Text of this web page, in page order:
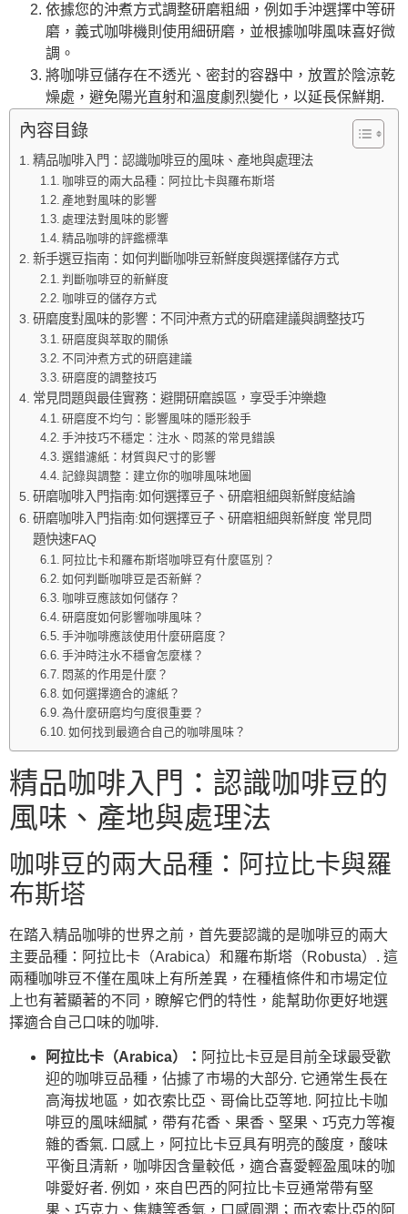
依據您的沖煮方式調整研磨粗細，例如手沖選擇中等研
磨，義式咖啡機則使用細研磨，並根據咖啡風味喜好微
調。
將咖啡豆儲存在不透光、密封的容器中，放置於陰涼乾
燥處，避免陽光直射和溫度劇烈變化，以延長保鮮期.
內容目錄
精品咖啡入門：認識咖啡豆的風味、產地與處理法
咖啡豆的兩大品種：阿拉比卡與羅布斯塔
產地對風味的影響
處理法對風味的影響
精品咖啡的評鑑標準
新手選豆指南：如何判斷咖啡豆新鮮度與選擇儲存方式
判斷咖啡豆的新鮮度
咖啡豆的儲存方式
研磨度對風味的影響：不同沖煮方式的研磨建議與調整技巧
研磨度與萃取的關係
不同沖煮方式的研磨建議
研磨度的調整技巧
常見問題與最佳實務：避開研磨誤區，享受手沖樂趣
研磨度不均勻：影響風味的隱形殺手
手沖技巧不穩定：注水、悶蒸的常見錯誤
選錯濾紙：材質與尺寸的影響
記錄與調整：建立你的咖啡風味地圖
研磨咖啡入門指南:如何選擇豆子、研磨粗細與新鮮度結論
研磨咖啡入門指南:如何選擇豆子、研磨粗細與新鮮度 常見問
題快速FAQ
阿拉比卡和羅布斯塔咖啡豆有什麼區別？
如何判斷咖啡豆是否新鮮？
咖啡豆應該如何儲存？
研磨度如何影響咖啡風味？
手沖咖啡應該使用什麼研磨度？
手沖時注水不穩會怎麼樣？
悶蒸的作用是什麼？
如何選擇適合的濾紙？
為什麼研磨均勻度很重要？
如何找到最適合自己的咖啡風味？
精品咖啡入門：認識咖啡豆的
風味、產地與處理法
咖啡豆的兩大品種：阿拉比卡與羅
布斯塔
在踏入精品咖啡的世界之前，首先要認識的是咖啡豆的兩大
主要品種：阿拉比卡（Arabica）和羅布斯塔（Robusta）. 這
兩種咖啡豆不僅在風味上有所差異，在種植條件和市場定位
上也有著顯著的不同，瞭解它們的特性，能幫助你更好地選
擇適合自己口味的咖啡.
阿拉比卡（Arabica）： 阿拉比卡豆是目前全球最受歡
迎的咖啡豆品種，佔據了市場的大部分. 它通常生長在
高海拔地區，如衣索比亞、哥倫比亞等地. 阿拉比卡咖
啡豆的風味細膩，帶有花香、果香、堅果、巧克力等複
雜的香氣. 口感上，阿拉比卡豆具有明亮的酸度，酸味
平衡且清新，咖啡因含量較低，適合喜愛輕盈風味的咖
啡愛好者. 例如，來自巴西的阿拉比卡豆通常帶有堅
果、巧克力、焦糖等香氣，口感圓潤；而衣索比亞的阿